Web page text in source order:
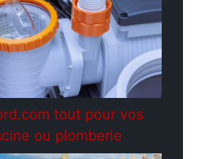
tout pour vos
ou plomberie